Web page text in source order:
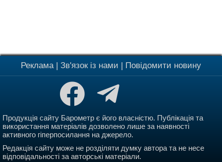
Реклама| Зв'язок із нами | Повідомити новину
Продукція сайту Барометр є його власністю. Публікація та
використання матеріалів дозволено лише за наявності
активного гіперпосилання на джерело.
Редакція сайту може не розділяти думку автора та не несе
відповідальності за авторські матеріали.